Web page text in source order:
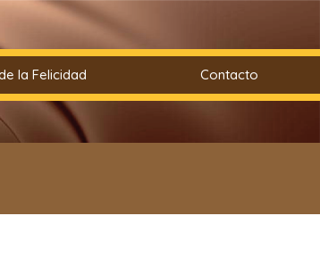
la Felicidad Contacto